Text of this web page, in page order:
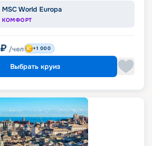
MSC World Europa
КОМФОРТ
₽ /чел +1 000
Выбрать круиз